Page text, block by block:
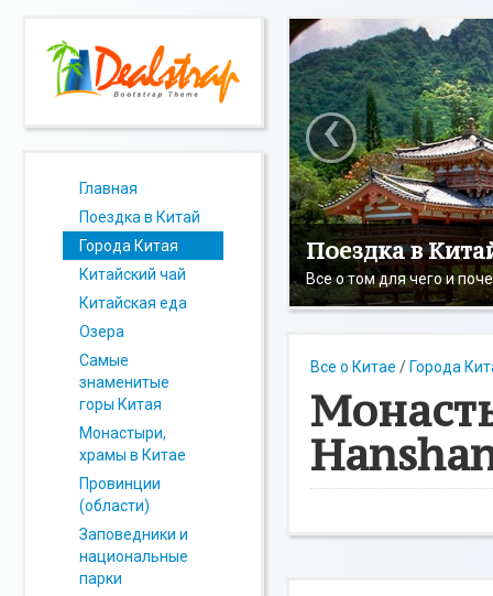
Главная
Поездка в Китай
Города Китая
Китайский чай
Китайская еда
Озера
Самые
знаменитые
горы Китая
Монастыри,
храмы в Китае
Провинции
(области)
Заповедники и
национальные
парки
Поездка в
Все о том для чего и
‹
Все о Китае / Города